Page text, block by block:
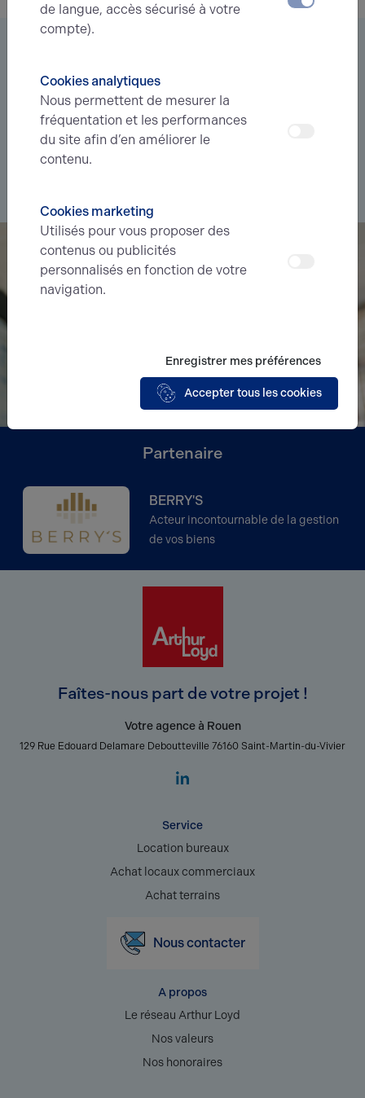
Déléguez votre projet à nos experts et soyez prévenus des
nouvelles offres enavant-premièrecorrespondant à votre
recherche.
Partenaire
BERRY'S
Acteur incontournable de la gestion
de vos biens
Faîtes-nous part de votre projet !
Votre agence à Rouen
129 Rue Edouard Delamare Deboutteville 76160 Saint-Martin-du-Vivier
Service
Location bureaux
Achat locaux commerciaux
Achat terrains
Nous contacter
A propos
Le réseau Arthur Loyd
Nos valeurs
Nos honoraires
de langue, accès sécurisé à votre
compte).
Cookies analytiques
Nous permettent de mesurer la
fréquentation et les performances
du site afin d’en améliorer le
contenu.
Cookies marketing
Utilisés pour vous proposer des
contenus ou publicités
personnalisés en fonction de votre
navigation.
Enregistrer mes préférences
Accepter tous les cookies